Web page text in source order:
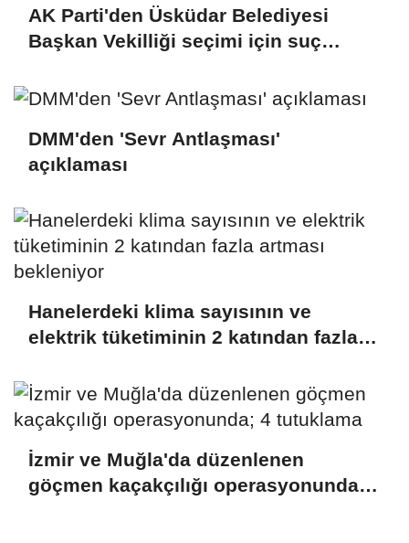
AK Parti'den Üsküdar Belediyesi
Başkan Vekilliği seçimi için suç
DMM'den 'Sevr Antlaşması'
açıklaması
Hanelerdeki klima sayısının ve
elektrik tüketiminin 2 katından fazla
İzmir ve Muğla'da düzenlenen
göçmen kaçakçılığı operasyonunda;